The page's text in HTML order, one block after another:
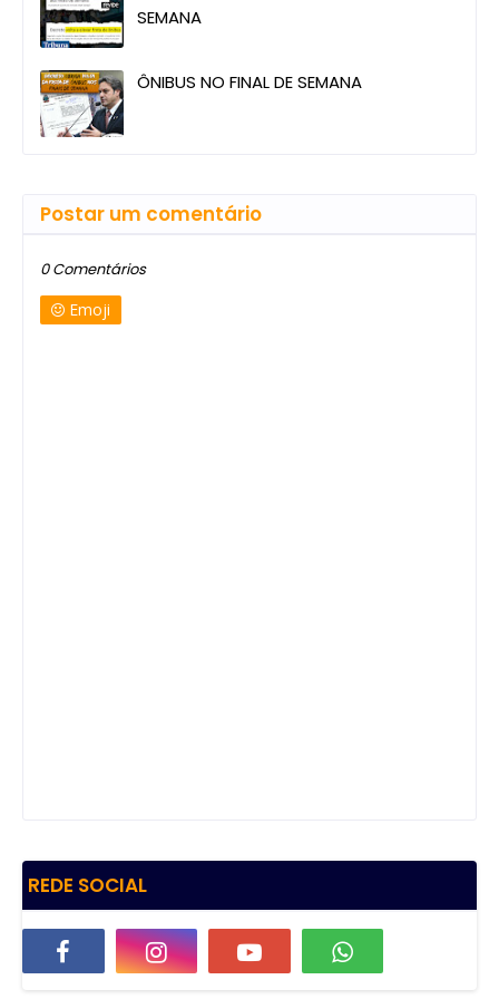
SEMANA
ÔNIBUS NO FINAL DE SEMANA
Postar um comentário
0 Comentários
Emoji
REDE SOCIAL